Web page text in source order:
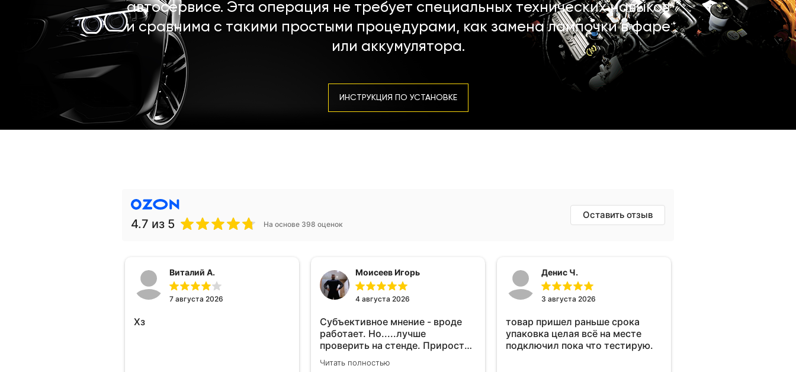
автосервисе. Эта операция не требует специальных технических навыков
и сравнима с такими простыми процедурами, как замена лампочки в фаре
или аккумулятора.
ИНСТРУКЦИЯ ПО УСТАНОВКЕ
4.7 из 5 На основе 398 оценок
Оставить отзыв
Виталий А.
7 августа 2026
Хз
Моисеев Игорь
4 августа 2026
Субъективное мнение - вроде
работает. Но.....лучше
проверить на стенде. Прирост
10-12% "на глаз" уловить очень
сложно. Покатаюсь, потом
Читать полностью
Денис Ч.
3 августа 2026
товар пришел раньше срока
упаковка целая всё на месте
подключил пока что тестирую.